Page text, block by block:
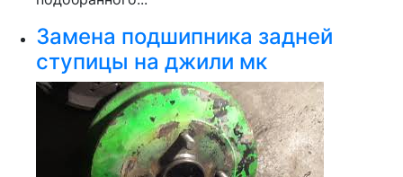
Замена подшипника задней
ступицы на джили мк